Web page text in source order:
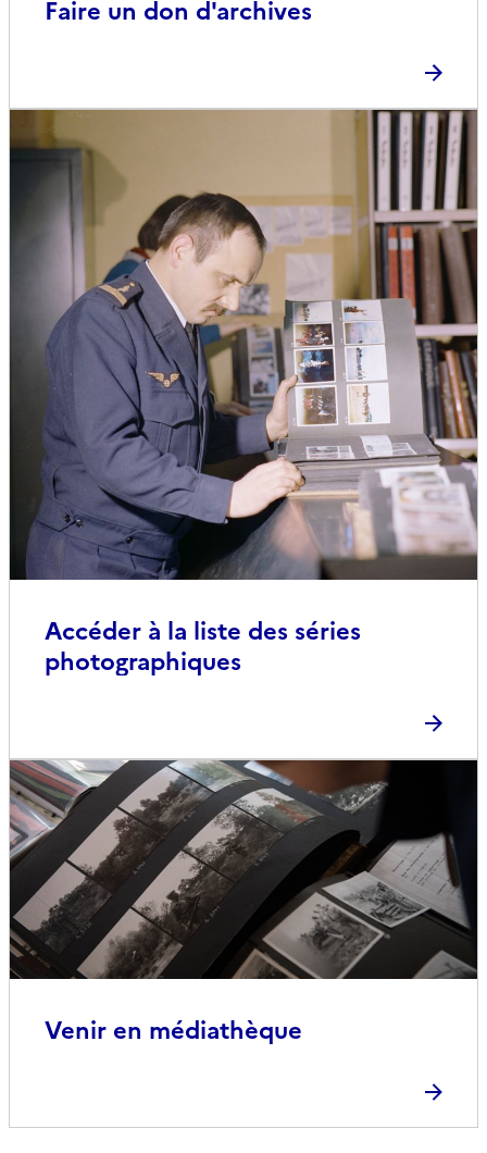
Faire un don d'archives
Accéder à la liste des séries
photographiques
Venir en médiathèque